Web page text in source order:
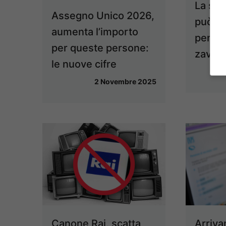
Assegno Unico 2026,
aumenta l’importo
per queste persone:
le nuove cifre
2 Novembre 2025
La
può
zavorra
Canone Rai, scatta